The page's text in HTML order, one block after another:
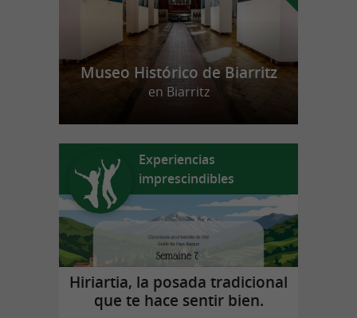
Museo Histórico de Biarritz
en Biarritz
Experiencias
imprescindibles
Hiriartia, la posada tradicional
que te hace sentir bien.